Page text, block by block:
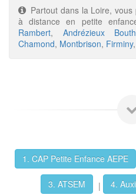
Partout dans la Loire,
à distance en petite
Rambert, Andrézieux
Chamond, Montbrison, Firminy,
1. CAP Petite Enfance AEPE
3. ATSEM
| 4.